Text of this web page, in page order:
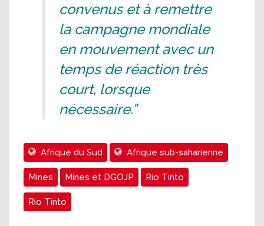
convenus et à remettre
la campagne mondiale
en mouvement avec un
temps de réaction très
court, lorsque
nécessaire.”
Afrique du Sud Afrique sub-saharienne
Mines Mines et DGOJP Rio Tinto
Rio Tinto